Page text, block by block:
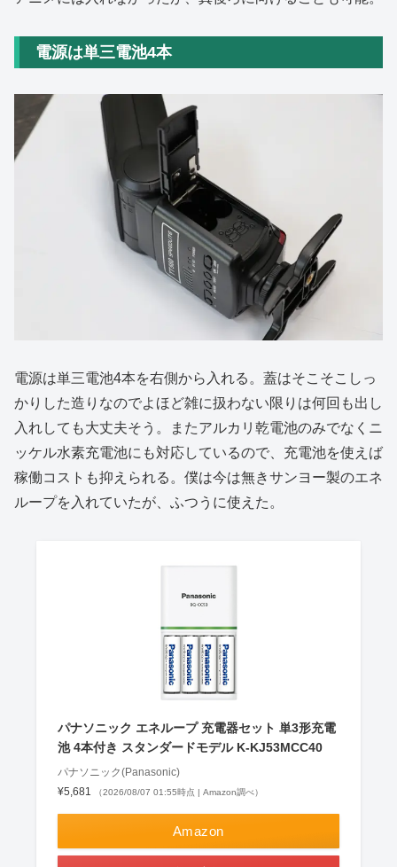
電源は単三電池4本
電源は単三電池4本を右側から入れる。蓋はそこそこしっ
かりした造りなのでよほど雑に扱わない限りは何回も出し
入れしても大丈夫そう。またアルカリ乾電池のみでなくニ
ッケル水素充電池にも対応しているので、充電池を使えば
稼働コストも抑えられる。僕は今は無きサンヨー製のエネ
ループを入れていたが、ふつうに使えた。
パナソニック エネループ 充電器セット 単3形充電
池 4本付き スタンダードモデル K-KJ53MCC40
パナソニック(Panasonic)
¥5,681
（2026/08/07 01:55時点 | Amazon調べ）
Amazon